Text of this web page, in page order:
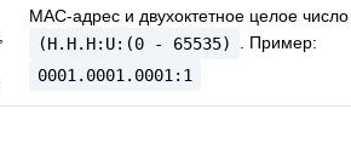
MAC-адрес и двухоктетное целое число
(H.H.H:U:(0
- 65535)
. Пример:
0001.0001.0001:1